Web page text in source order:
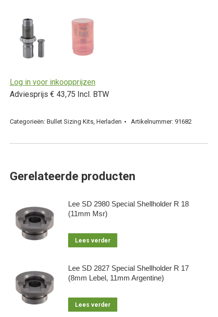
Log in voor inkoopprijzen
Adviesprijs € 43,75 Incl. BTW
Categorieën: Bullet Sizing Kits Herladen Artikelnummer: 91682
Gerelateerde producten
Lee SD 2980 Special Shellholder R 18
(11mm Msr)
Lees verder
Lee SD 2827 Special Shellholder R 17
(8mm Lebel, 11mm Argentine)
Lees verder